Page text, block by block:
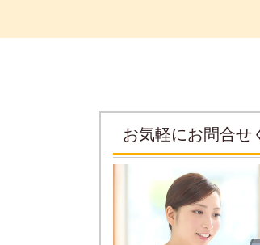
お気軽にお問合せ